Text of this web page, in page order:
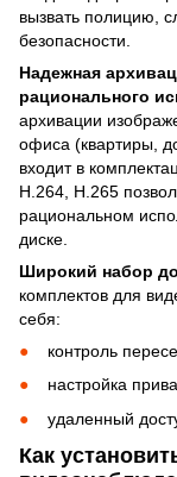
вызвать полицию,
безопасности.
Надежная
рационального
архивации
офиса (квартиры,
входит в
H.264, H.265
рациональном
диске.
Широкий набор
комплектов для
себя:
контроль
настройка
удаленный
Как